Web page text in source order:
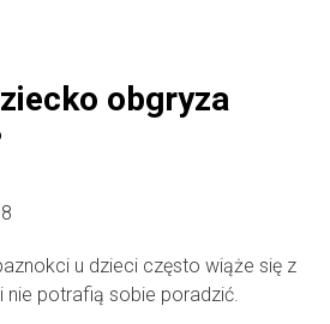
obgryza
u dzieci często wiąże się z
nie potrafią sobie poradzić.